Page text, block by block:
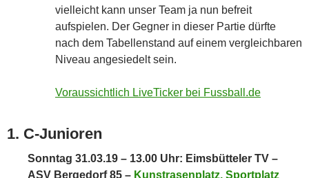
vielleicht kann unser Team ja nun befreit
aufspielen. Der Gegner in dieser Partie dürfte
nach dem Tabellenstand auf einem vergleichbaren
Niveau angesiedelt sein.
Voraussichtlich LiveTicker bei Fussball.de
1. C-Junioren
Sonntag 31.03.19 – 13.00 Uhr: Eimsbütteler TV –
ASV Bergedorf 85 – Kunstrasenplatz, Sportplatz